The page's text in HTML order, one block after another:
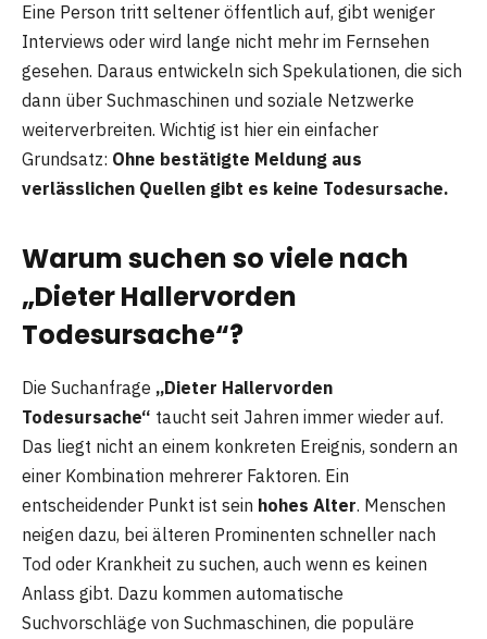
Eine Person tritt seltener öffentlich auf, gibt weniger
Interviews oder wird lange nicht mehr im Fernsehen
gesehen. Daraus entwickeln sich Spekulationen, die sich
dann über Suchmaschinen und soziale Netzwerke
weiterverbreiten. Wichtig ist hier ein einfacher
Grundsatz: Ohne bestätigte Meldung aus
verlässlichen Quellen gibt es keine Todesursache.
Warum suchen so viele nach
„Dieter Hallervorden
Todesursache“?
Die Suchanfrage „Dieter Hallervorden
Todesursache“ taucht seit Jahren immer wieder auf.
Das liegt nicht an einem konkreten Ereignis, sondern an
einer Kombination mehrerer Faktoren. Ein
entscheidender Punkt ist sein hohes Alter. Menschen
neigen dazu, bei älteren Prominenten schneller nach
Tod oder Krankheit zu suchen, auch wenn es keinen
Anlass gibt. Dazu kommen automatische
Suchvorschläge von Suchmaschinen, die populäre